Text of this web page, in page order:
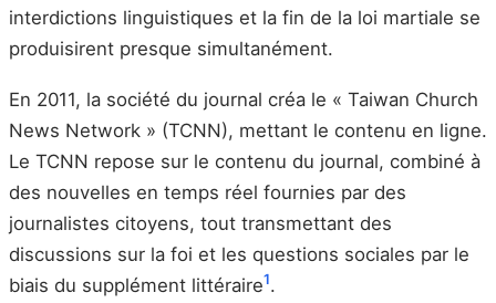
interdictions linguistiques et la fin de la loi martiale se
produisirent presque simultanément.
En 2011, la société du journal créa le « Taiwan Church
News Network » (TCNN), mettant le contenu en ligne.
Le TCNN repose sur le contenu du journal, combiné à
des nouvelles en temps réel fournies par des
journalistes citoyens, tout transmettant des
discussions sur la foi et les questions sociales par le
biais du supplément littéraire1.